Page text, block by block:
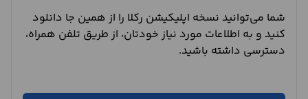
شما می‌توانید نسخه اپلیکیشن رکلا را از همین جا دانلود
کنید و به اطلاعات مورد نیاز خودتان، از طریق تلفن همراه،
دسترسی داشته باشید.